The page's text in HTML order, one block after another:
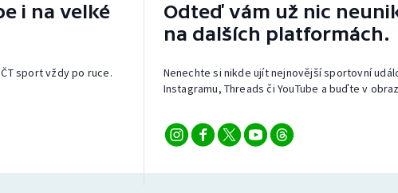
i na velké
sport vždy po ruce.
Odteď vám už nic
na dalších platformách.
Nenechte si nikde ujít nejnovější sportovní
Instagramu, Threads či YouTube a buďte v